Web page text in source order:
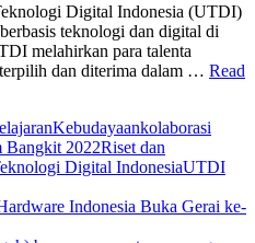
Digital Indonesia (UTDI)
teknologi dan digital di
melahirkan para talenta
dan diterima dalam … Read
Kebudayaankolaborasi
Bangkit 2022Riset dan
Digital IndonesiaUTDI